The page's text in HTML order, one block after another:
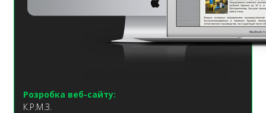
Розробка веб-сайту:
К.Р.М.З.